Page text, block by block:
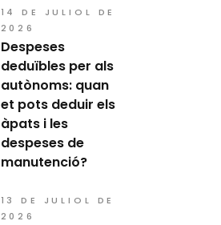
14 DE JULIOL DE
2026
Despeses
deduïbles per als
autònoms: quan
et pots deduir els
àpats i les
despeses de
manutenció?
13 DE JULIOL DE
2026